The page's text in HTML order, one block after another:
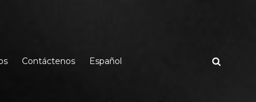
Contáctenos Español